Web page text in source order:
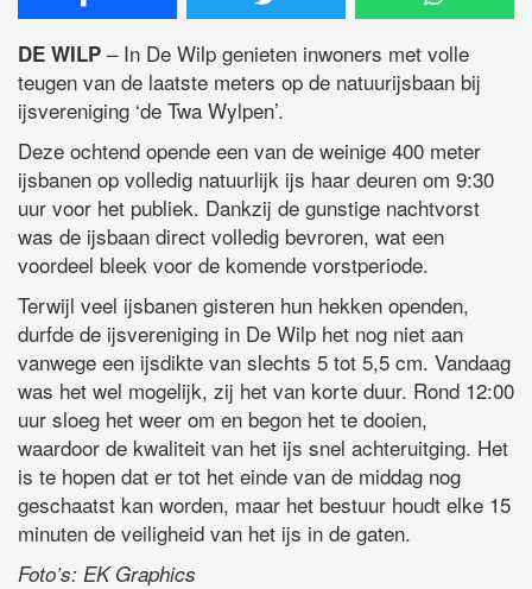
DE WILP – In De Wilp genieten inwoners met volle
teugen van de laatste meters op de natuurijsbaan bij
ijsvereniging ‘de Twa Wylpen’.
Deze ochtend opende een van de weinige 400 meter
ijsbanen op volledig natuurlijk ijs haar deuren om 9:30
uur voor het publiek. Dankzij de gunstige nachtvorst
was de ijsbaan direct volledig bevroren, wat een
voordeel bleek voor de komende vorstperiode.
Terwijl veel ijsbanen gisteren hun hekken openden,
durfde de ijsvereniging in De Wilp het nog niet aan
vanwege een ijsdikte van slechts 5 tot 5,5 cm. Vandaag
was het wel mogelijk, zij het van korte duur. Rond 12:00
uur sloeg het weer om en begon het te dooien,
waardoor de kwaliteit van het ijs snel achteruitging. Het
is te hopen dat er tot het einde van de middag nog
geschaatst kan worden, maar het bestuur houdt elke 15
minuten de veiligheid van het ijs in de gaten.
Foto’s: EK Graphics